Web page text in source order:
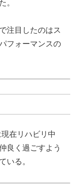
。
注目したのはス
フォーマンスの
在リハビリ中
良く過ごすよう
いる。